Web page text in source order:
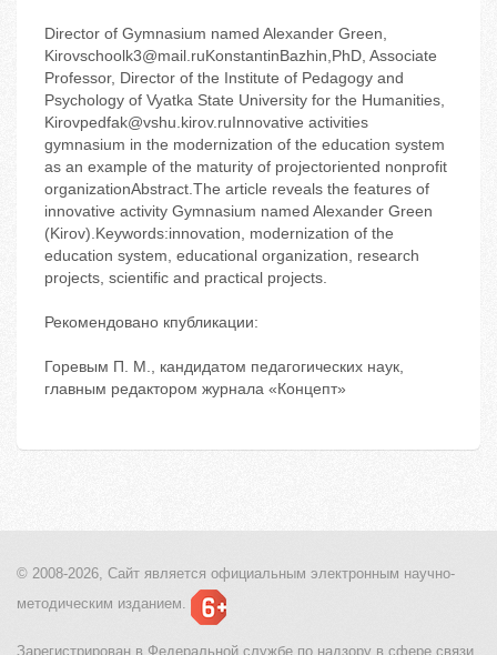
Director of Gymnasium named Alexander Green,
Kirovschoolk3@mail.ruKonstantinBazhin,PhD, Associate
Professor, Director of the Institute of Pedagogy and
Psychology of Vyatka State University for the Humanities,
Kirovpedfak@vshu.kirov.ruInnovative activities
gymnasium in the modernization of the education system
as an example of the maturity of projectoriented nonprofit
organizationAbstract.The article reveals the features of
innovative activity Gymnasium named Alexander Green
(Kirov).Keywords:innovation, modernization of the
education system, educational organization, research
projects, scientific and practical projects.
Рекомендовано кпубликации:
Горевым П. М., кандидатом педагогических наук,
главным редактором журнала «Концепт»
© 2008-2026, Сайт является официальным электронным научно-
методическим изданием.
Зарегистрирован в Федеральной службе по надзору в сфере связи,